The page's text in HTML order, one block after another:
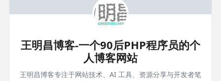
王明昌博客-一个90后PHP程序员的个
人博客网站
王明昌博客专注于网站技术、AI 工具、资源分享与开发者笔